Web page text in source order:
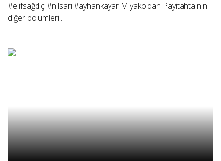
#elifsağdıç #nilsarı #ayhankayar Miyako'dan Payitahta'nın
diğer bölümleri...